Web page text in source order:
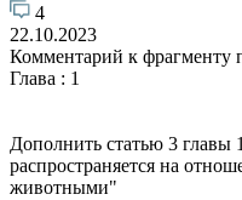
4
22.10.2023
Комментарий к фрагменту
Глава : 1
Дополнить статью 3
распространяется на
животными"